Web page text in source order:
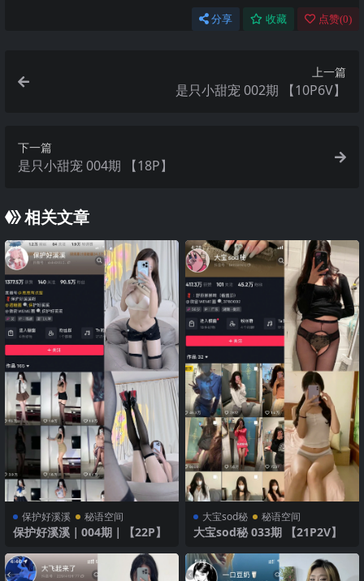
分享 收藏 点赞(0)
上一篇
是只小甜宠 002期 【10P6V】
下一篇
是只小甜宠 004期 【18P】
相关文章
保护好溪溪 秘语空间
保护好溪溪｜004期｜【22P】
大宝sod秘 秘语空间
大宝sod秘 033期 【21P2V】